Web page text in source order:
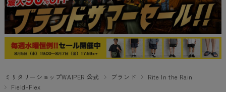
ミリタリーショップWAIPER 公式 ブランド
Rite In the Rain
Field-Flex